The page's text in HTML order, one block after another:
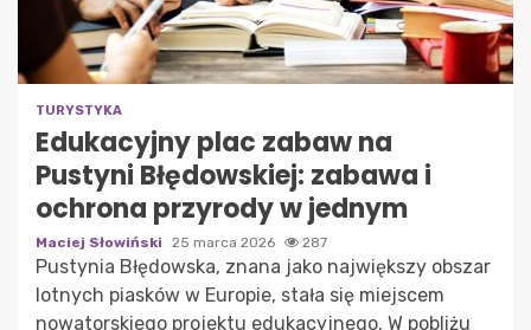
TURYSTYKA
Edukacyjny plac zabaw na
Pustyni Błędowskiej: zabawa i
ochrona przyrody w jednym
Maciej Słowiński 25 marca 2026 287
Pustynia Błędowska, znana jako największy obszar
lotnych piasków w Europie, stała się miejscem
nowatorskiego projektu edukacyjnego. W pobliżu